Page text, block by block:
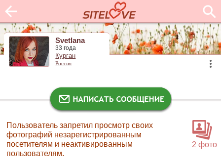
Svetlana
33 года
Курган
Россия
2 фото
Пользователь запретил просмотр своих
фотографий незарегистрированным
посетителям и неактивированным
пользователям.